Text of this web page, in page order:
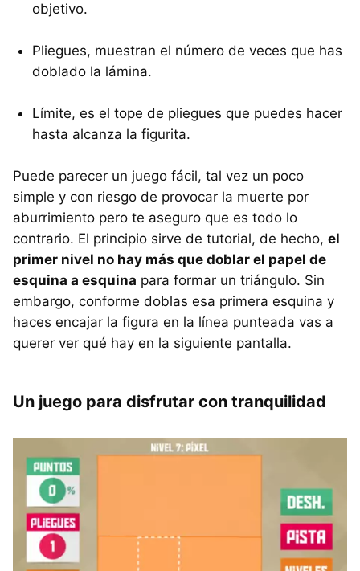
objetivo.
Pliegues, muestran el número de veces que has
doblado la lámina.
Límite, es el tope de pliegues que puedes hacer
hasta alcanza la figurita.
Puede parecer un juego fácil, tal vez un poco
simple y con riesgo de provocar la muerte por
aburrimiento pero te aseguro que es todo lo
contrario. El principio sirve de tutorial, de hecho, el
primer nivel no hay más que doblar el papel de
esquina a esquina para formar un triángulo. Sin
embargo, conforme doblas esa primera esquina y
haces encajar la figura en la línea punteada vas a
querer ver qué hay en la siguiente pantalla.
Un juego para disfrutar con tranquilidad